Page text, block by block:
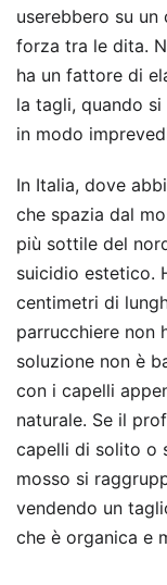
userebbero su
forza tra le dita.
ha un fattore di
la tagli, quando
in modo
In Italia, dove
che spazia dal
più sottile del
suicidio estetico.
centimetri di
parrucchiere non
soluzione non è
con i capelli
naturale. Se il
capelli di solito o
mosso si
vendendo un
che è organica e